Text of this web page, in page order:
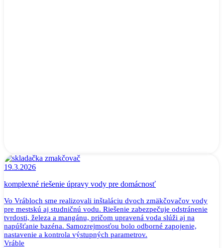
19.3.2026
komplexné riešenie úpravy vody pre domácnosť
Vo Vrábloch sme realizovali inštaláciu dvoch zmäkčovačov vody
pre mestskú aj studničnú vodu. Riešenie zabezpečuje odstránenie
tvrdosti, železa a mangánu, pričom upravená voda slúži aj na
napúšťanie bazéna. Samozrejmosťou bolo odborné zapojenie,
nastavenie a kontrola výstupných parametrov.
Vráble